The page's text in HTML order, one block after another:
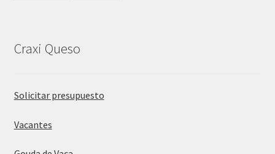
Craxi Queso
Solicitar presupuesto
Vacantes